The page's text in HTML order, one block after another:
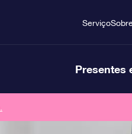
Serviço
Presentes